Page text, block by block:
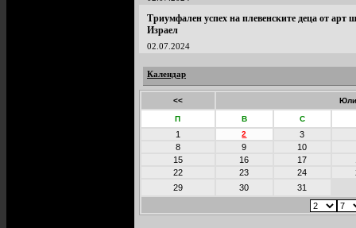
Триумфален успех на плевенските деца от
Израел
02.07.2024
Календар
<<
П В С
1 2
3
8
9
10
15
16 17
22
23 24
29
30 31